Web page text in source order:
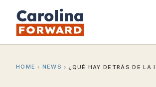
HOME › NEWS › ¿QUÉ HAY DETRÁS DE LA